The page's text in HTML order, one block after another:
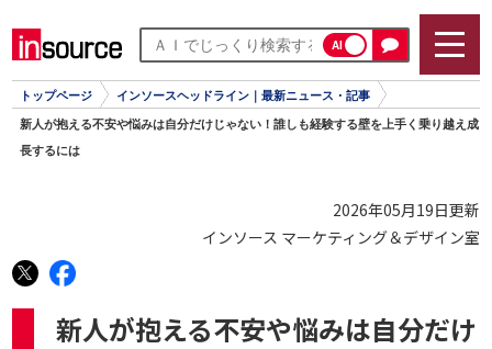
AI
トップページ インソースヘッドライン｜最新ニュース・記事
新人が抱える不安や悩みは自分だけじゃない！誰しも経験する壁を上手く乗り越え成
長するには
2026年05月19日更新
インソース マーケティング＆デザイン室
新人が抱える不安や悩みは自分だけ